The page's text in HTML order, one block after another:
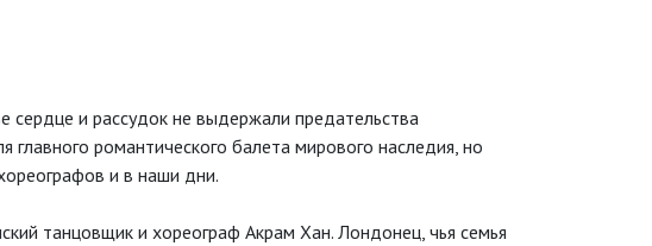
сердце и рассудок не выдержали предательства
главного романтического балета мирового наследия, но
и в наши дни.
танцовщик и хореограф Акрам Хан. Лондонец, чья семья